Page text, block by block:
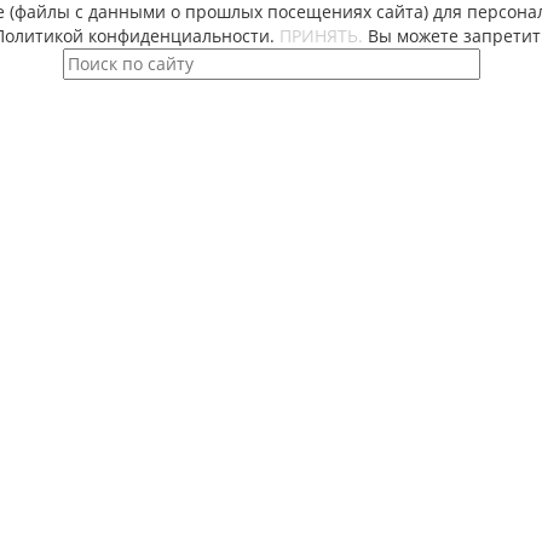
с данными о прошлых посещениях сайта) для
конфиденциальности. ПРИНЯТЬ. Вы можете